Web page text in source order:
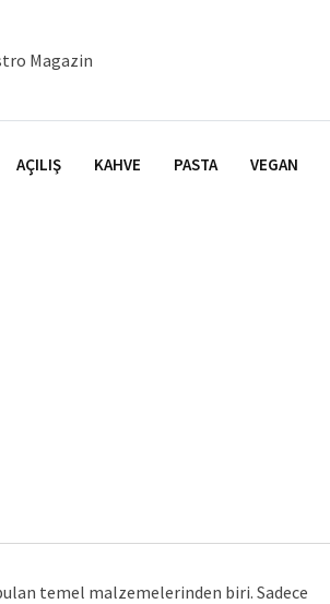
AÇILIŞ KAHVE PASTA VEGAN
temel malzemelerinden biri. Sadece